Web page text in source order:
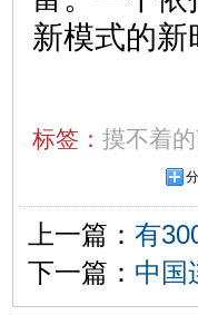
新模式的
标签： 摸不着
上一篇： 有
下一篇： 中国